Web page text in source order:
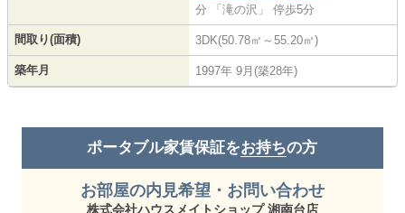
分 「滝の沢」 停歩5分
間取り(面積) 3DK(50.78㎡～55.20㎡)
築年月 1997年 9月(築28年)
ポータブル家賃保証をお持ちの方
お部屋の内見希望・お問い合わせ
株式会社ハウスメイトショップ 湘南台店